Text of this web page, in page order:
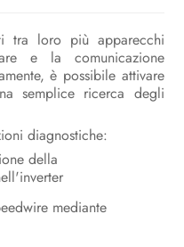
tra loro più apparecchi
e la comunicazione
è possibile attivare
semplice ricerca degli
diagnostiche:
della
mediante
al